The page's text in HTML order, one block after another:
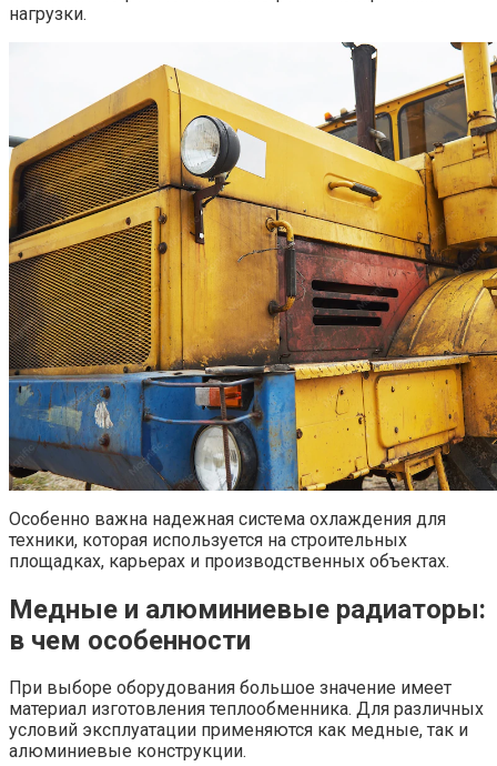
нагрузки.
Особенно важна надежная система охлаждения для
техники, которая используется на строительных
площадках, карьерах и производственных объектах.
Медные и алюминиевые радиаторы:
в чем особенности
При выборе оборудования большое значение имеет
материал изготовления теплообменника. Для различных
условий эксплуатации применяются как медные, так и
алюминиевые конструкции.